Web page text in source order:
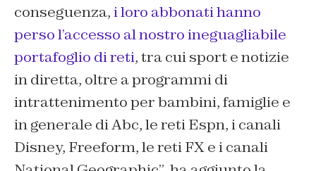
conseguenza,i loro abbonati hanno
perso l’accesso al nostro ineguagliabile
portafoglio di reti, tra cui sport e notizie
in diretta, oltre a programmi di
intrattenimento per bambini, famiglie e
in generale di Abc, le reti Espn, i canali
Disney, Freeform, le reti FX e i canali